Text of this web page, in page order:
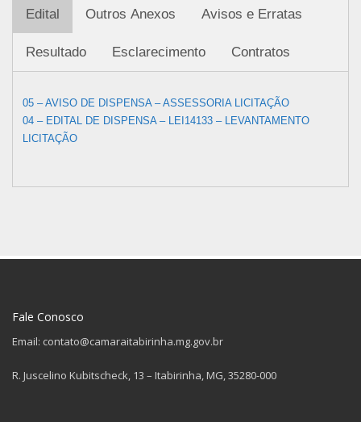
Edital Outros Anexos Avisos e Erratas
Resultado Esclarecimento Contratos
05 – AVISO DE DISPENSA – ASSESSORIA LICITAÇÃO
04 – EDITAL DE DISPENSA – LEI14133 – LEVANTAMENTO
LICITAÇÃO
Fale Conosco
Email: contato@camaraitabirinha.mg.gov.br
R. Juscelino Kubitscheck, 13 – Itabirinha, MG, 35280-000